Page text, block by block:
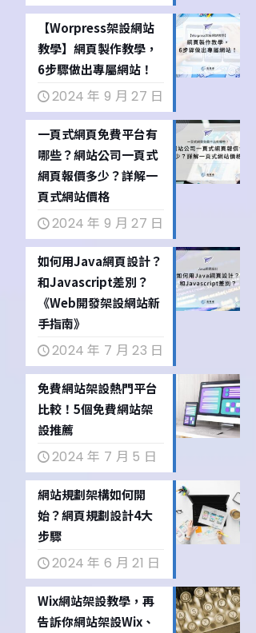
【Worpress架設網站
教學】網頁製作教學，
6步驟做出專屬網站！
2024 年 9 月 27 日
一頁式網頁免費平台有
哪些？網站公司一頁式
網頁報價多少？詳解一
頁式網站價格
2024 年 9 月 27 日
如何用Java網頁設計？
和Javascript差別？
《Web開發架設網站新
手指南》
2024 年 7 月 23 日
免費網站架設熱門平台
比較！5個免費網站架
設推薦
2024 年 7 月 5 日
網站規劃架構如何開
始？網頁規劃設計4大
步驟
2024 年 6 月 21 日
Wix網站架設教學，再
告訴你網站架設Wix、